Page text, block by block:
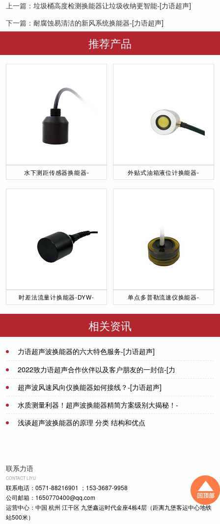
上一篇： 垃圾桶高度检测换能器让垃圾收纳更智能-[力语超声]
下一篇： 耐腐蚀易清洁的新风系统换能器-[力语超声]
推荐产品
水下测距传感器换能器-
外贴式油箱液位计换能器-
时差法流量计换能器-DYW-
单点多普勒流速仪换能器-
相关资讯
力语超声波换能器的六大特色服务-[力语超声]
2022致力语超声合作伙伴以及客户朋友的一封信-[力
语超声]
超声波风速风向仪换能器如何接线？-[力语超声]
水质测量利器！超声波换能器精简方案级别大揭秘！-
[力语超声]
浅谈超声波换能器的原理 分类 结构和优点
联系力语
CONTACT LIYU
联系电话：0571-88216901 ；153-3687-9958
公司邮箱：1650770400@qq.com
运营中心：中国 杭州 江干区 九堡鑫运时代金座4栋4层（距离九堡客运中心地铁
站500米）